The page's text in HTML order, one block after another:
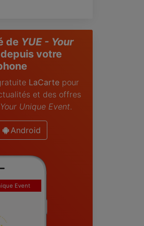
de YUE - Your
votre
LaCartepour
et des offres
Unique Event.
Android
Event